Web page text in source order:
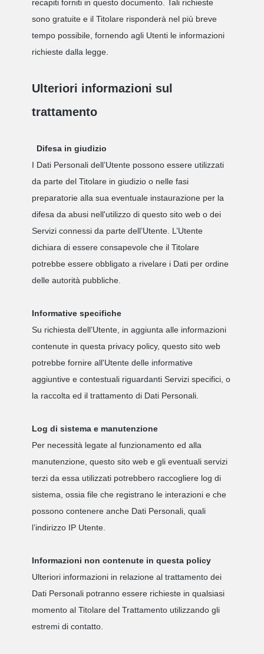
recapiti forniti in questo documento. Tali richieste
sono gratuite e il Titolare risponderà nel più breve
tempo possibile, fornendo agli Utenti le informazioni
richieste dalla legge.
Ulteriori informazioni sul
trattamento
Difesa in giudizio
I Dati Personali dell’Utente possono essere utilizzati
da parte del Titolare in giudizio o nelle fasi
preparatorie alla sua eventuale instaurazione per la
difesa da abusi nell'utilizzo di questo sito web o dei
Servizi connessi da parte dell’Utente. L’Utente
dichiara di essere consapevole che il Titolare
potrebbe essere obbligato a rivelare i Dati per ordine
delle autorità pubbliche.
Informative specifiche
Su richiesta dell’Utente, in aggiunta alle informazioni
contenute in questa privacy policy, questo sito web
potrebbe fornire all'Utente delle informative
aggiuntive e contestuali riguardanti Servizi specifici, o
la raccolta ed il trattamento di Dati Personali.
Log di sistema e manutenzione
Per necessità legate al funzionamento ed alla
manutenzione, questo sito web e gli eventuali servizi
terzi da essa utilizzati potrebbero raccogliere log di
sistema, ossia file che registrano le interazioni e che
possono contenere anche Dati Personali, quali
l’indirizzo IP Utente.
Informazioni non contenute in questa policy
Ulteriori informazioni in relazione al trattamento dei
Dati Personali potranno essere richieste in qualsiasi
momento al Titolare del Trattamento utilizzando gli
estremi di contatto.